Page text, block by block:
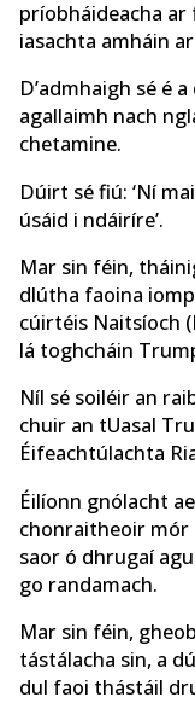
príobháideacha
iasachta amháin
D’admhaigh sé é
agallaimh nach
chetamine.
Dúirt sé fiú: ‘Ní
úsáid i ndáiríre’.
Mar sin féin,
dlútha faoina
cúirtéis Naitsíoch
lá toghcháin
Níl sé soiléir an
chuir an tUasal
Éifeachtúlachta
Éilíonn gnólacht
chonraitheoir mór
saor ó dhrugaí
go randamach.
Mar sin féin,
tástálacha sin, a
dul faoi thástáil